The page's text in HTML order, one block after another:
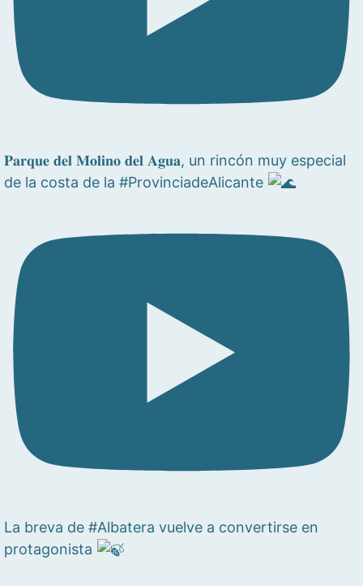
𝐏𝐚𝐫𝐪𝐮𝐞 𝐝𝐞𝐥 𝐌𝐨𝐥𝐢𝐧𝐨 𝐝𝐞𝐥 𝐀𝐠𝐮𝐚, un rincón muy especial
de la costa de la #ProvinciadeAlicante
La breva de #Albatera vuelve a convertirse en
protagonista